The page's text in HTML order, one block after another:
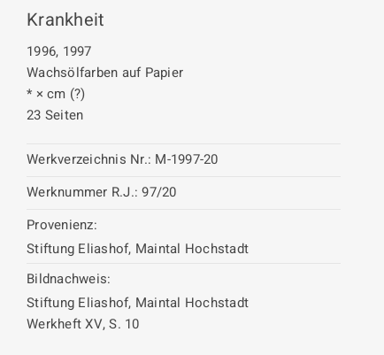
Krankheit
1996, 1997
Wachsölfarben auf Papier
* × cm (?)
23 Seiten
Werkverzeichnis Nr.: M-1997-20
Werknummer R.J.: 97/20
Provenienz:
Stiftung Eliashof, Maintal Hochstadt
Bildnachweis:
Stiftung Eliashof, Maintal Hochstadt
Werkheft XV, S. 10